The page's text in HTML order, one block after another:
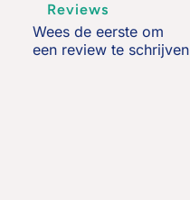
Reviews
Wees de eerste om
een review te schrijven